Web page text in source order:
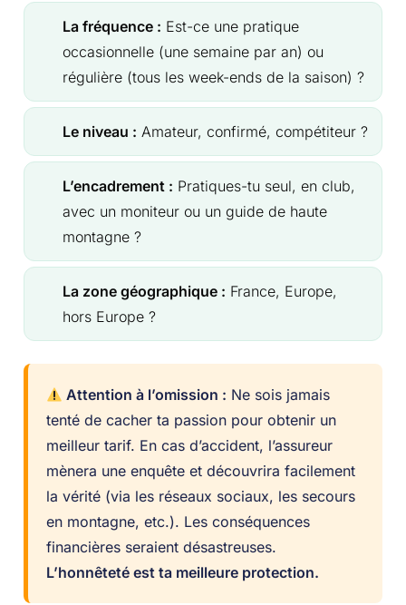
La fréquence : Est-ce une pratique
occasionnelle (une semaine par an) ou
régulière (tous les week-ends de la saison) ?
Le niveau : Amateur, confirmé, compétiteur ?
L’encadrement : Pratiques-tu seul, en club,
avec un moniteur ou un guide de haute
montagne ?
La zone géographique : France, Europe,
hors Europe ?
Attention à l’omission : Ne sois jamais
tenté de cacher ta passion pour obtenir un
meilleur tarif. En cas d’accident, l’assureur
mènera une enquête et découvrira facilement
la vérité (via les réseaux sociaux, les secours
en montagne, etc.). Les conséquences
financières seraient désastreuses.
L’honnêteté est ta meilleure protection.